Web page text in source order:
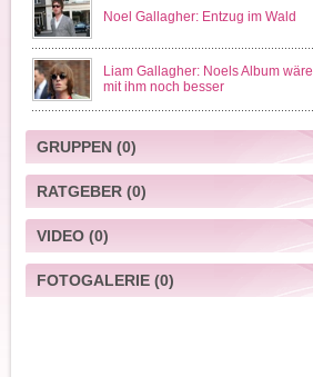
Noel Gallagher: Entzug im Wald
Liam Gallagher: Noels Album wäre
mit ihm noch besser
GRUPPEN(0)
RATGEBER(0)
VIDEO(0)
FOTOGALERIE(0)